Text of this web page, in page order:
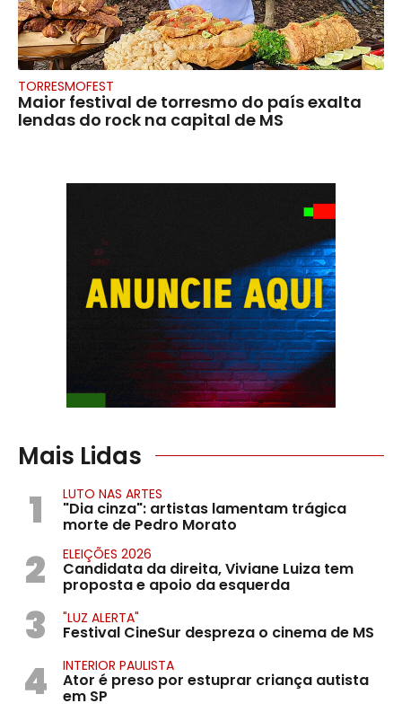
TORRESMOFEST
Maior festival de torresmo do país exalta
lendas do rock na capital de MS
Mais Lidas
1 LUTO NAS ARTES
"Dia cinza": artistas lamentam trágica
morte de Pedro Morato
2 ELEIÇÕES 2026
Candidata da direita, Viviane Luiza tem
proposta e apoio da esquerda
3 "LUZ ALERTA"
Festival CineSur despreza o cinema de MS
4 INTERIOR PAULISTA
Ator é preso por estuprar criança autista
em SP